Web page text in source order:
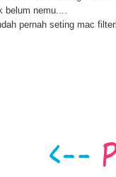
belum nemu....
pernah seting mac